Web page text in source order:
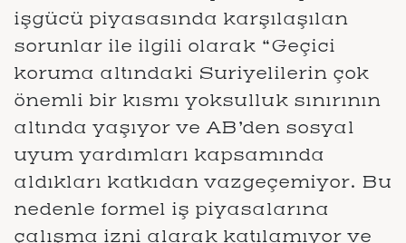
işgücü piyasasında karşılaşılan
sorunlar ile ilgili olarak “Geçici
koruma altındaki Suriyelilerin çok
önemli bir kısmı yoksulluk sınırının
altında yaşıyor ve AB’den sosyal
uyum yardımları kapsamında
aldıkları katkıdan vazgeçemiyor. Bu
nedenle formel iş piyasalarına
çalışma izni alarak katılamıyor ve